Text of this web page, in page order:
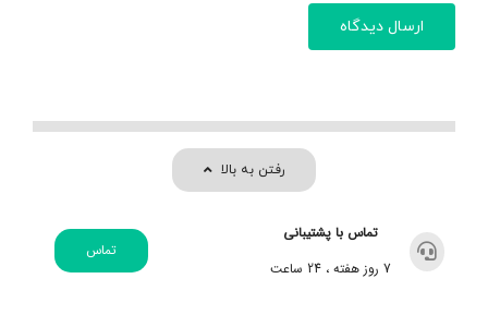
رفتن به بالا
تماس با پشتیبانی
7 روز هفته ، 24 ساعت
تماس